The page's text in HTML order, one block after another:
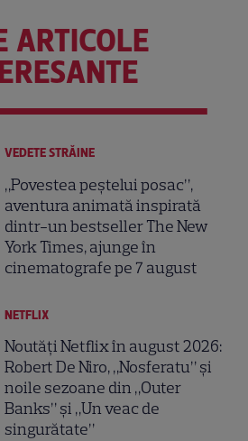
ARTICOLE
VEDETE STRĂINE
„Povestea peștelui posac”,
aventura animată inspirată
dintr-un bestseller The New
York Times, ajunge în
cinematografe pe 7 august
NETFLIX
Noutăți Netflix în august 2026:
Robert De Niro, „Nosferatu” și
noile sezoane din „Outer
Banks” și „Un veac de
singurătate”